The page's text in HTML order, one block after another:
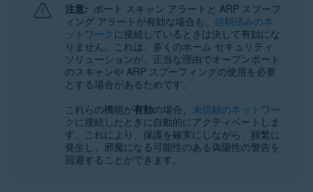
注意: ポート スキャン アラートと ARP スプーフ
ィング アラートが有効な場合も、 信頼済みのネ
ットワーク に接続しているときは決して有効にな
りません。これは、多くのホーム セキュリティ
ソリューションが、正当な理由でオープンポート
のスキャンや ARP スプーフィングの使用を必要
とする場合があるためです。
これらの機能が有効の場合、 未信頼のネットワー
ク に接続したときに自動的にアクティベートしま
す。これにより、保護を確実にしながら、頻繁に
発生し、邪魔になる可能性のある偽陽性の警告を
回避することができます。